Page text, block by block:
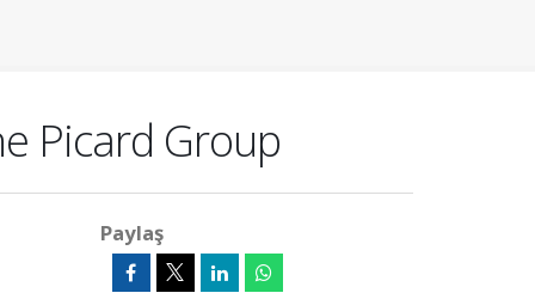
Picard Group
Paylaş